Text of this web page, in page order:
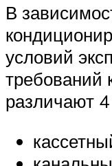
В
условий
требований
различают